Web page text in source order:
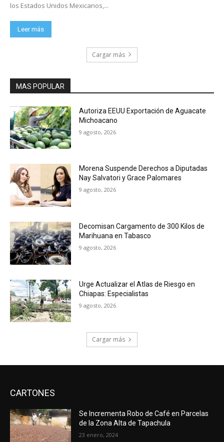
los Estados Unidos Mexicanos,...
Leer más
Cargar más
MAS POPULAR
Autoriza EEUU Exportación de Aguacate
Michoacano
9 agosto, 2026
Morena Suspende Derechos a Diputadas
Nay Salvatori y Grace Palomares
9 agosto, 2026
Decomisan Cargamento de 300 Kilos de
Marihuana en Tabasco
9 agosto, 2026
Urge Actualizar el Atlas de Riesgo en
Chiapas: Especialistas
9 agosto, 2026
Cargar más
CARTONES
Se Incrementa Robo de Café en Parcelas
de la Zona Alta de Tapachula
23 enero, 2024